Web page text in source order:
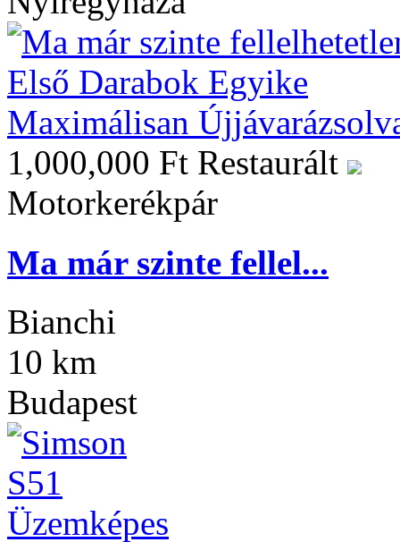
1,000,000 Ft Restaurált
Motorkerékpár
Ma már szinte fellel...
Bianchi
10 km
Budapest